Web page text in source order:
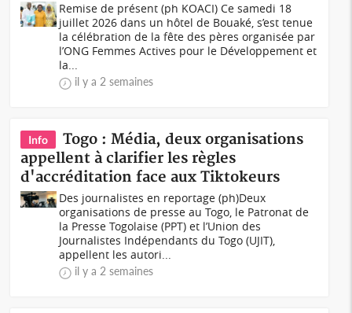
Remise de présent (ph KOACI) Ce samedi 18
juillet 2026 dans un hôtel de Bouaké, s’est tenue
la célébration de la fête des pères organisée par
l’ONG Femmes Actives pour le Développement et
la...
il y a 2 semaines
Info
Togo : Média, deux organisations
appellent à clarifier les règles
d'accréditation face aux Tiktokeurs
Des journalistes en reportage (ph)Deux
organisations de presse au Togo, le Patronat de
la Presse Togolaise (PPT) et l’Union des
Journalistes Indépendants du Togo (UJIT),
appellent les autori...
il y a 2 semaines